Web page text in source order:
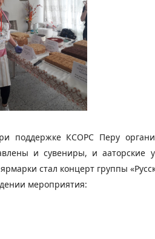
поддержке КСОРС Перу
и сувениры, и ааторские
стал концерт группы
мероприятия: